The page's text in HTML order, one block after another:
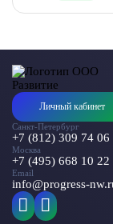
Личный кабинет
Санкт-Петербург
+7 (812) 309 74 06
Москва
+7 (495) 668 10 22
Email
info@progress-